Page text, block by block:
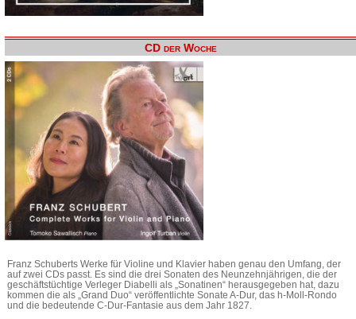
CD der Woche
Franz Schuberts Werke für Violine und Klavier haben genau den Umfang, der
auf zwei CDs passt. Es sind die drei Sonaten des Neunzehnjährigen, die der
geschäftstüchtige Verleger Diabelli als „Sonatinen“ herausgegeben hat, dazu
kommen die als „Grand Duo“ veröffentlichte Sonate A-Dur, das h-Moll-Rondo
und die bedeutende C-Dur-Fantasie aus dem Jahr 1827.